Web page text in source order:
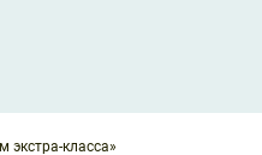
экстра-класса»